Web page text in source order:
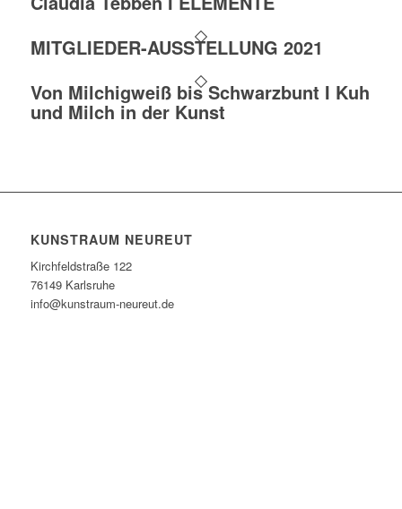
MITGLIEDER-AUSSTELLUNG 2021
Von Milchigweiß bis Schwarzbunt I Kuh
und Milch in der Kunst
KUNSTRAUM NEUREUT
Kirchfeldstraße 122
76149 Karlsruhe
info@kunstraum-neureut.de